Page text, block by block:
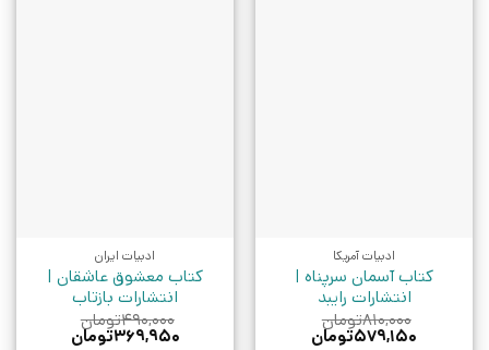
ادبیات آمریکا
کتاب آسمان سرپناه |
انتشارات رایبد
۸۱۰,۰۰۰تومان
قیمت
۵۷۹,۱۵۰تومان
ادبیات ایران
کتاب معشوق عاشقان |
انتشارات بازتاب
۴۹۰,۰۰۰تومان
قیمت
۳۶۹,۹۵۰تومان